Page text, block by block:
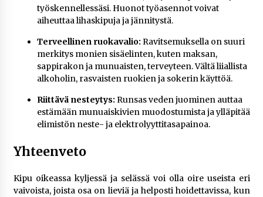
työskennellessäsi. Huonot työasennot voivat
aiheuttaa lihaskipuja ja jännitystä.
Terveellinen ruokavalio: Ravitsemuksella on suuri
merkitys monien sisäelinten, kuten maksan,
sappirakon ja munuaisten, terveyteen. Vältä liiallista
alkoholin, rasvaisten ruokien ja sokerin käyttöä.
Riittävä nesteytys: Runsas veden juominen auttaa
estämään munuaiskivien muodostumista ja ylläpitää
elimistön neste- ja elektrolyyttitasapainoa.
Yhteenveto
Kipu oikeassa kyljessä ja selässä voi olla oire useista eri
vaivoista, joista osa on lieviä ja helposti hoidettavissa, kun